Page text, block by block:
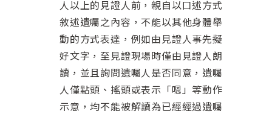
人以上的見證人前，親自以口述方式
敘述遺囑之內容，不能以其他身體舉
動的方式表達，例如由見證人事先擬
好文字，至見證現場時僅由見證人朗
讀，並且詢問遺囑人是否同意，遺囑
人僅點頭、搖頭或表示「嗯」等動作
示意，均不能被解讀為已經經過遺囑